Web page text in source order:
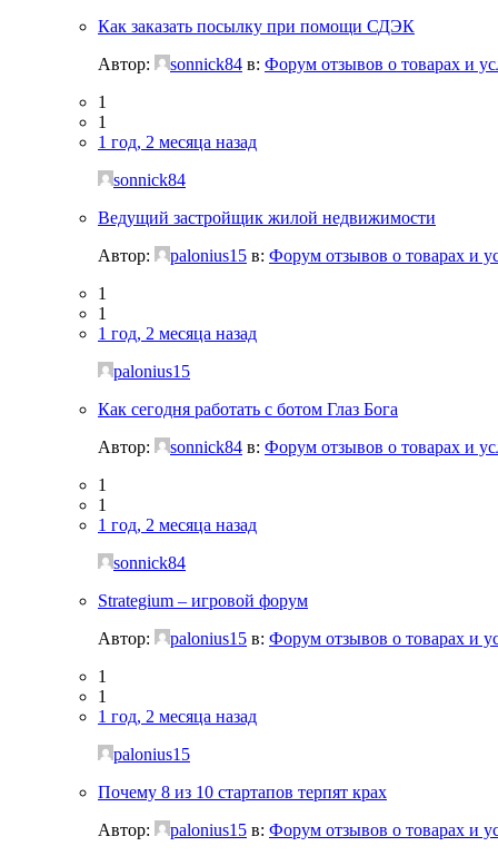
Как заказать посылку при помощи СДЭК
Автор:
sonnick84 в: Форум отзывов о товарах и
1
1
1 год, 2 месяца назад
sonnick84
Ведущий застройщик жилой недвижимости
Автор:
palonius15 в: Форум отзывов о товарах и
1
1
1 год, 2 месяца назад
palonius15
Как сегодня работать с ботом Глаз Бога
Автор:
sonnick84 в: Форум отзывов о товарах и
1
1
1 год, 2 месяца назад
sonnick84
Strategium – игровой форум
Автор:
palonius15 в: Форум отзывов о товарах и
1
1
1 год, 2 месяца назад
palonius15
Почему 8 из 10 стартапов терпят крах
Автор:
palonius15 в: Форум отзывов о товарах и